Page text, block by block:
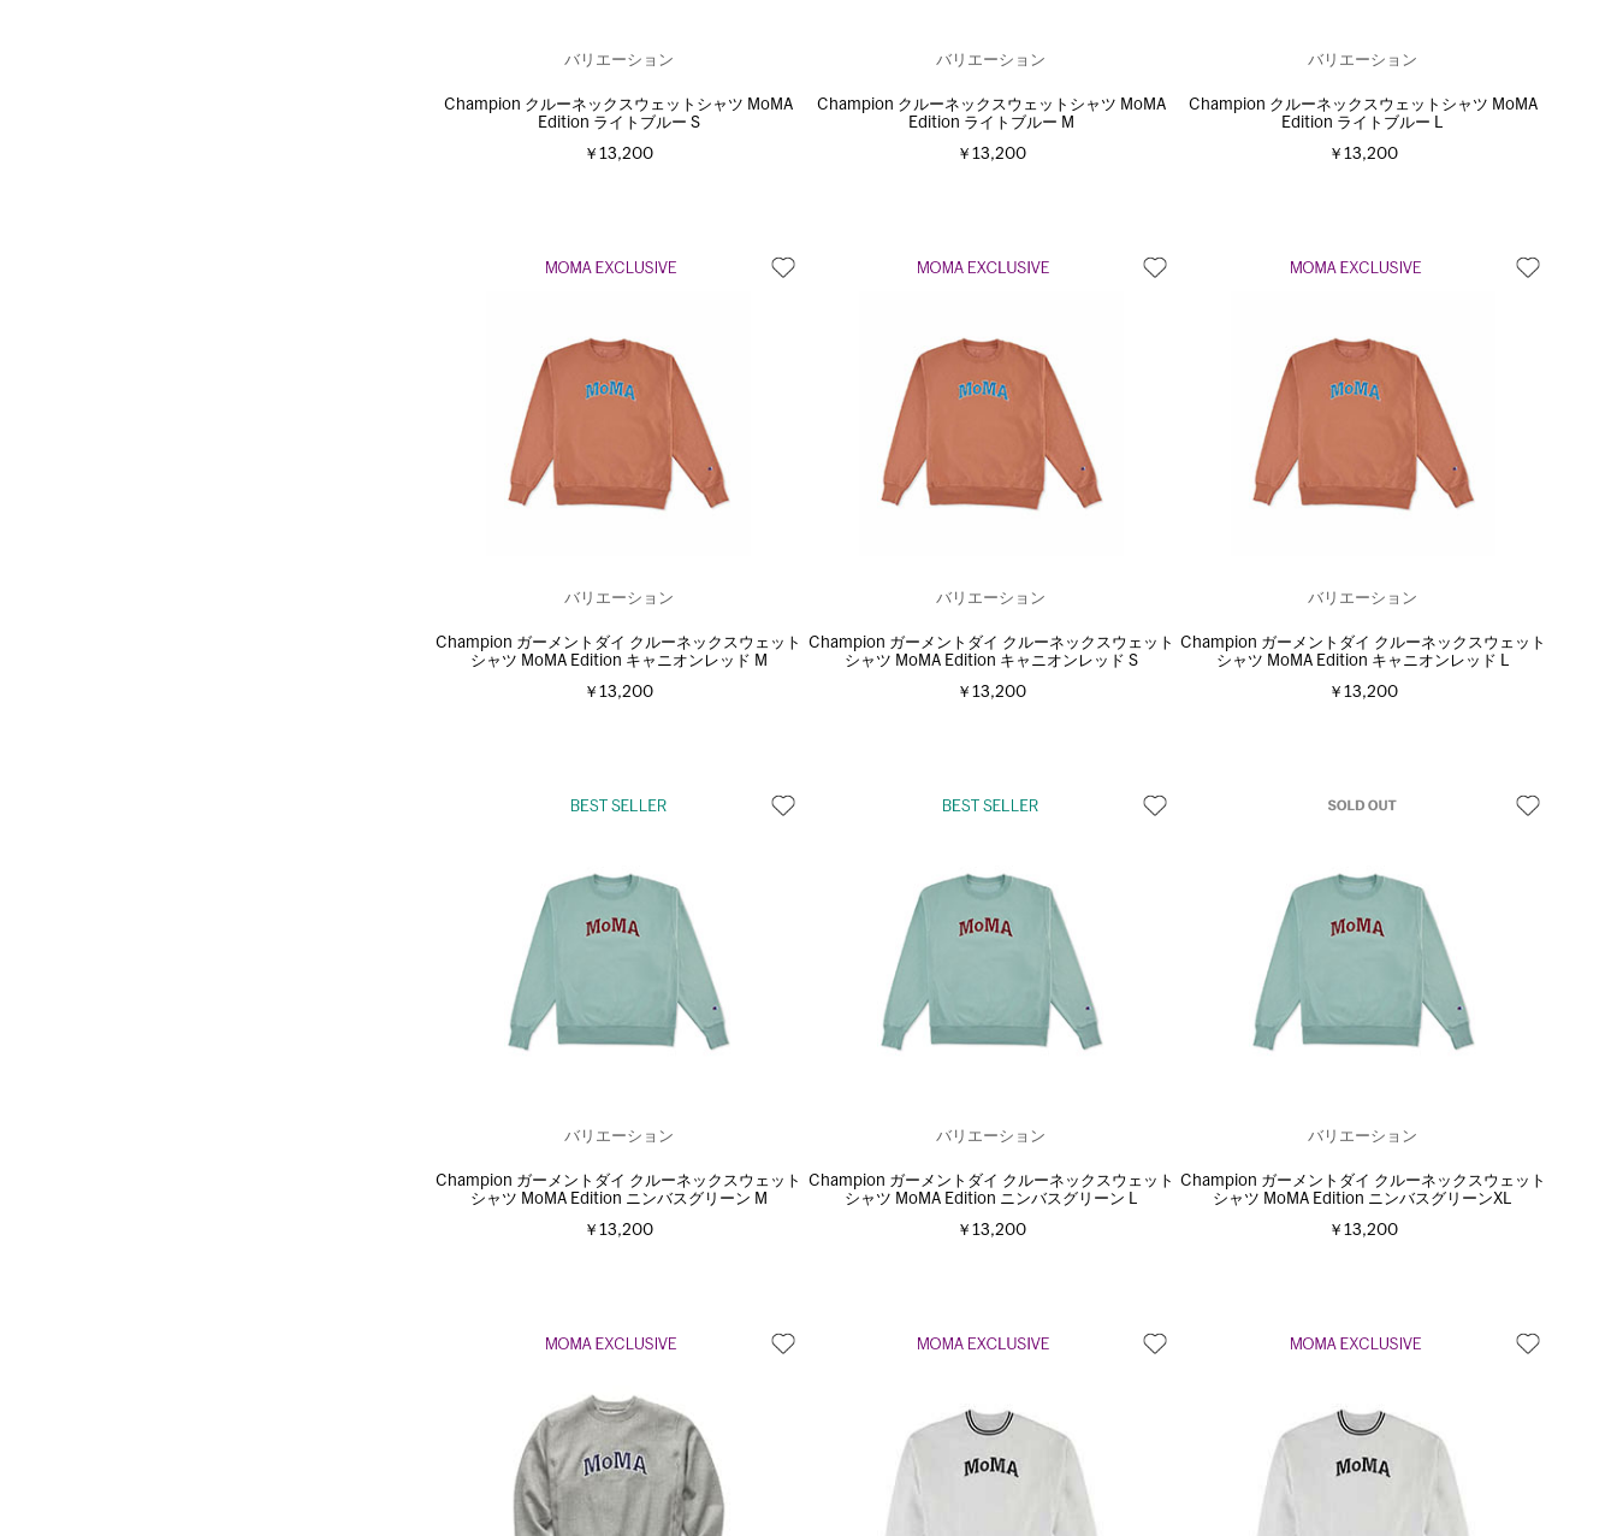
バリエーション
Champion クルーネックスウェットシャツ MoMA
Edition ライトブルー S
￥13,200
バリエーション
Champion クルーネックスウェットシャツ MoMA
Edition ライトブルー M
￥13,200
バリエーション
Champion クルーネックスウェットシャツ MoMA
Edition ライトブルー L
￥13,200
バリエーション
Champion ガーメントダイ クルーネックスウェット
シャツ MoMA Edition キャニオンレッド M
￥13,200
バリエーション
Champion ガーメントダイ クルーネックスウェット
シャツ MoMA Edition キャニオンレッド S
￥13,200
バリエーション
Champion ガーメントダイ クルーネックスウェット
シャツ MoMA Edition キャニオンレッド L
￥13,200
バリエーション
Champion ガーメントダイ クルーネックスウェット
シャツ MoMA Edition ニンバスグリーン M
￥13,200
バリエーション
Champion ガーメントダイ クルーネックスウェット
シャツ MoMA Edition ニンバスグリーン L
￥13,200
バリエーション
Champion ガーメントダイ クルーネックスウェット
シャツ MoMA Edition ニンバスグリーンXL
￥13,200